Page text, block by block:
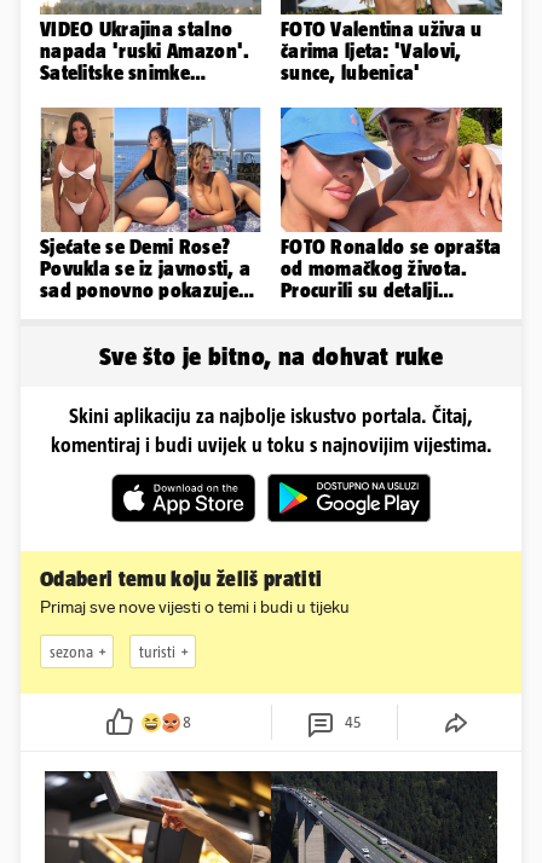
VIDEO Ukrajina stalno
napada 'ruski Amazon'.
Satelitske snimke
FOTO Valentina uživa u
čarima ljeta: 'Valovi,
sunce, lubenica'
Sjećate se Demi Rose?
Povukla se iz javnosti, a
sad ponovno pokazuje
FOTO Ronaldo se oprašta
od momačkog života.
Procurili su detalji
Sve što je bitno, na dohvat ruke
Skini aplikaciju za najbolje iskustvo portala. Čitaj,
komentiraj i budi uvijek u toku s najnovijim vijestima.
Odaberi temu koju želiš pratiti
Primaj sve nove vijesti o temi i budi u tijeku
sezona turisti
8 45